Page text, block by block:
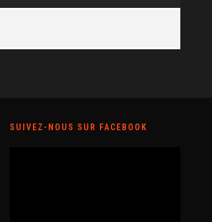
SUIVEZ-NOUS SUR FACEBOOK